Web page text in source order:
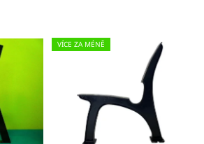
VÍCE ZA MÉNĚ